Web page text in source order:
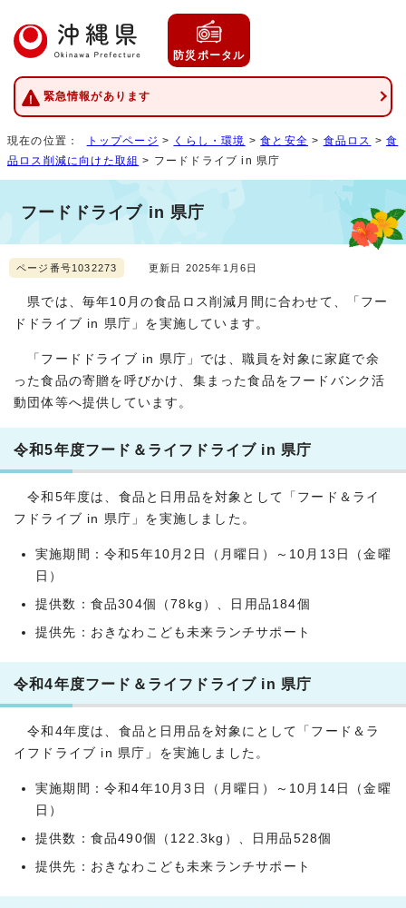
防災ポータル
緊急情報があります
現在の位置： トップページ > くらし・環境 >食と安全 > 食品ロス >食
品ロス削減に向けた取組 > フードドライブ in 県庁
フードドライブ in 県庁
ページ番号1032273 更新日 2025年1月6日
県では、毎年10月の食品ロス削減月間に合わせて、「フー
ドドライブ in 県庁」を実施しています。
「フードドライブ in 県庁」では、職員を対象に家庭で余
った食品の寄贈を呼びかけ、集まった食品をフードバンク活
動団体等へ提供しています。
令和5年度フード＆ライフドライブ in 県庁
令和5年度は、食品と日用品を対象として「フード＆ライ
フドライブ in 県庁」を実施しました。
実施期間：令和5年10月2日（月曜日）～10月13日（金曜
日）
提供数：食品304個（78kg）、日用品184個
提供先：おきなわこども未来ランチサポート
令和4年度フード＆ライフドライブ in 県庁
令和4年度は、食品と日用品を対象にとして「フード＆ラ
イフドライブ in 県庁」を実施しました。
実施期間：令和4年10月3日（月曜日）～10月14日（金曜
日）
提供数：食品490個（122.3kg）、日用品528個
提供先：おきなわこども未来ランチサポート